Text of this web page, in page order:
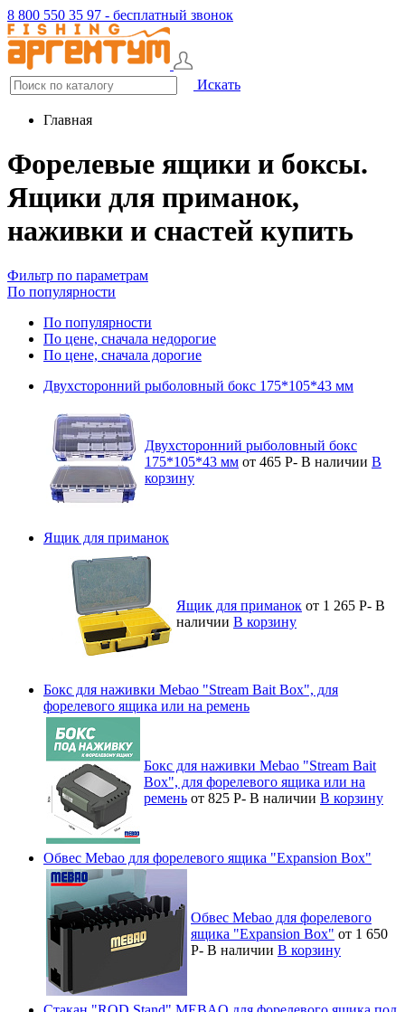
8 800 550 35 97 - бесплатный звонок
Искать
Главная
Форелевые ящики и боксы.
Ящики для приманок,
наживки и снастей купить
Фильтр по параметрам
По популярности
По популярности
По цене, сначала недорогие
По цене, сначала дорогие
Двухсторонний рыболовный бокс 175*105*43 мм
Двухсторонний рыболовный бокс
175*105*43 мм от 465 Р- В наличии В
корзину
Ящик для приманок
Ящик для приманок от 1 265 Р- В
наличии В корзину
Бокс для наживки Mebao "Stream Bait Box", для
форелевого ящика или на ремень
Бокс для наживки Mebao "Stream Bait
Box", для форелевого ящика или на
ремень от 825 Р- В наличии В корзину
Обвес Mebao для форелевого ящика "Expansion Box"
Обвес Mebao для форелевого
ящика "Expansion Box" от 1 650
Р- В наличии В корзину